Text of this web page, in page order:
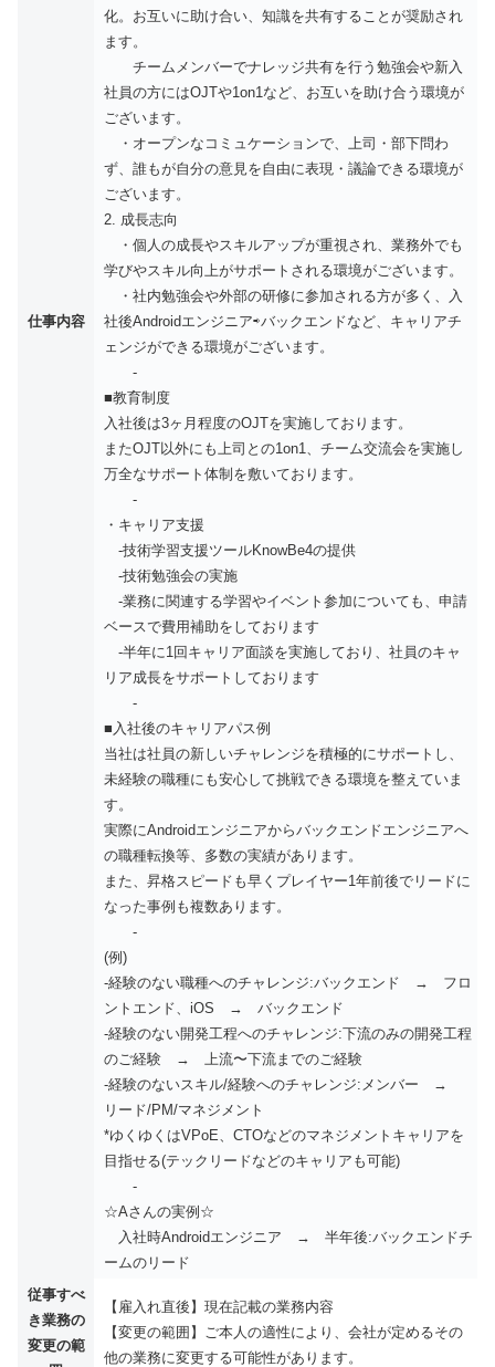
仕事内容
化。お互いに助け合い、知識を共有することが奨励され
ます。
チームメンバーでナレッジ共有を行う勉強会や新入
社員の方にはOJTや1on1など、お互いを助け合う環境が
ございます。
・オープンなコミュケーションで、上司・部下問わ
ず、誰もが自分の意見を自由に表現・議論できる環境が
ございます。
2. 成長志向
・個人の成長やスキルアップが重視され、業務外でも
学びやスキル向上がサポートされる環境がございます。
・社内勉強会や外部の研修に参加される方が多く、入
社後Androidエンジニア⇨バックエンドなど、キャリアチ
ェンジができる環境がございます。
-
■教育制度
入社後は3ヶ月程度のOJTを実施しております。
またOJT以外にも上司との1on1、チーム交流会を実施し
万全なサポート体制を敷いております。
-
・キャリア支援
-技術学習支援ツールKnowBe4の提供
-技術勉強会の実施
-業務に関連する学習やイベント参加についても、申請
ベースで費用補助をしております
-半年に1回キャリア面談を実施しており、社員のキャ
リア成長をサポートしております
-
■入社後のキャリアパス例
当社は社員の新しいチャレンジを積極的にサポートし、
未経験の職種にも安心して挑戦できる環境を整えていま
す。
実際にAndroidエンジニアからバックエンドエンジニアへ
の職種転換等、多数の実績があります。
また、昇格スピードも早くプレイヤー1年前後でリードに
なった事例も複数あります。
-
(例)
-経験のない職種へのチャレンジ:バックエンド → フロ
ントエンド、iOS → バックエンド
-経験のない開発工程へのチャレンジ:下流のみの開発工程
のご経験 → 上流〜下流までのご経験
-経験のないスキル/経験へのチャレンジ:メンバー →
リード/PM/マネジメント
*ゆくゆくはVPoE、CTOなどのマネジメントキャリアを
目指せる(テックリードなどのキャリアも可能)
-
☆Aさんの実例☆
入社時Androidエンジニア → 半年後:バックエンドチ
ームのリード
従事すべ
き業務の
変更の範
【雇入れ直後】現在記載の業務内容
【変更の範囲】ご本人の適性により、会社が定めるその
他の業務に変更する可能性があります。